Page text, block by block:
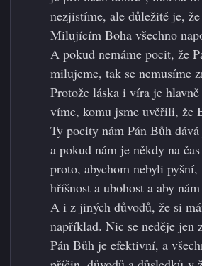
nezjistíme, ale důležité je,
Milujícím Boha všechno
A pokud nemáme pocit, že
milujeme, tak se nemusíme
Protože láska i víra je
víme, komu jsme uvěřili, že
Ty pocity nám Pán Bůh
a pokud nám je někdy na
proto, abychom nebyli
hříšnost a ubohost a aby
A i z jiných důvodů, že si
například. Nic se neděje jen
Pán Bůh je efektivní, a